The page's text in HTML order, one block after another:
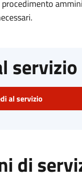
servizio
al servizio
di